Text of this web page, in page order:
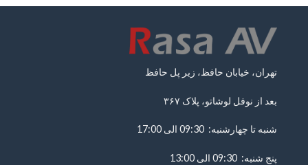
تهران، خیابان حافظ، زیر پل حافظ
بعد از نوفل لوشاتو، پلاک ۳۶۷
شنبه تا چهارشنبه: 09:30 الی 17:00
پنج شنبه: 09:30 الی 13:00